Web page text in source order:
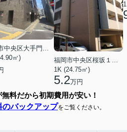
福岡市中央区大手門３丁目
㎡)
1K (24.75㎡)
5.2万円
料だから初期費用が安い！
バックアップをご覧ください。